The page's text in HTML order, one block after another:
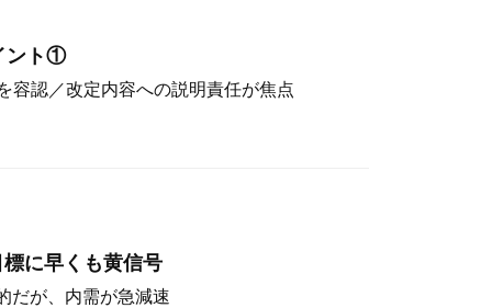
ント①
容認／改定内容への説明責任が焦点
に早くも黄信号
だが、内需が急減速